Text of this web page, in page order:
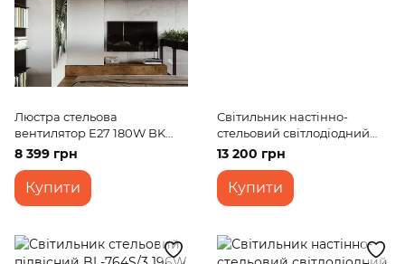
Люстра стельова
вентилятор Е27 180W BK
(BKL-912SC/3)
8 399 грн
Купити
Світильник настінно-
стельовий світлодіодний
накладний BL-936С/90W
13 200 грн
Купити